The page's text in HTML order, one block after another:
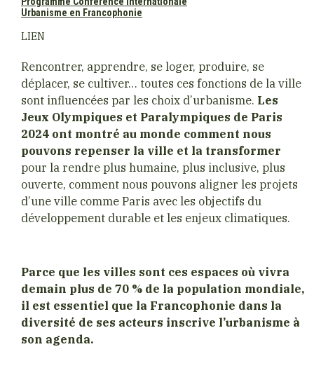
Urbanisme en Francophonie
LIEN
Rencontrer, apprendre, se loger, produire, se
déplacer, se cultiver… toutes ces fonctions de la ville
sont influencées par les choix d’urbanisme. Les
Jeux Olympiques et Paralympiques de Paris
2024 ont montré au monde comment nous
pouvons repenser la ville et la transformer
pour la rendre plus humaine, plus inclusive, plus
ouverte, comment nous pouvons aligner les projets
d’une ville comme Paris avec les objectifs du
développement durable et les enjeux climatiques.
Parce que les villes sont ces espaces où vivra
demain plus de 70 % de la population mondiale,
il est essentiel que la Francophonie dans la
diversité de ses acteurs inscrive l’urbanisme à
son agenda.